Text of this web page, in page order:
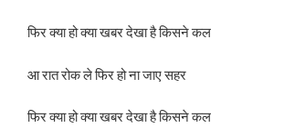
फिर क्या हो क्या खबर देखा है किसने कल
आ रात रोक ले फिर हो ना जाए सहर
फिर क्या हो क्या खबर देखा है किसने कल